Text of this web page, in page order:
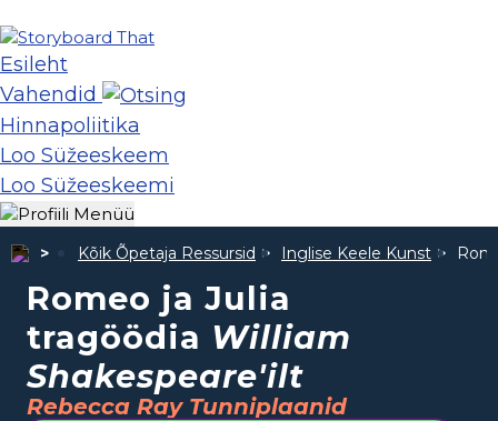
Esileht
Vahendid
Hinnapoliitika
Loo Süžeeskeem
Loo Süžeeskeemi
Kõik Õpetaja Ressursid Inglise Keele Kunst
Romeo ja Julia
tragöödia William
Shakespeare'ilt
Rebecca Ray Tunniplaanid